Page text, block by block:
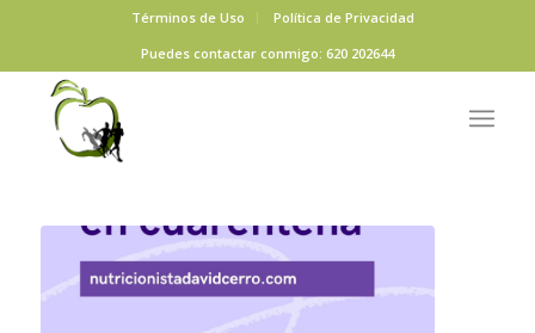
Términos de Uso
Política de Privacidad
Puedes contactar conmigo: 620 202644